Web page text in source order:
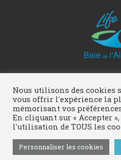
LIFE baie de
Nous utilisons des cookies
vous offrir l'expérience la
mémorisant vos
En cliquant sur « Accepter
l'utilisation de TOUS les
Personnaliser les cookies